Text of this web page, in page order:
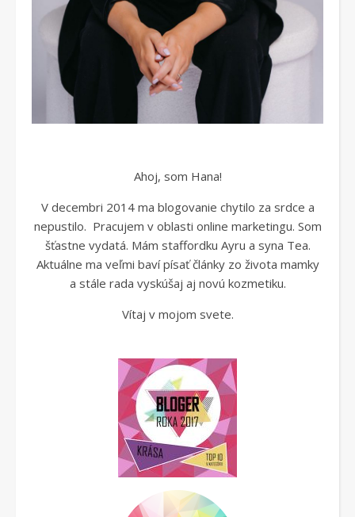
Ahoj, som Hana!
V decembri 2014 ma blogovanie chytilo za srdce a
nepustilo. Pracujem v oblasti online marketingu. Som
šťastne vydatá. Mám staffordku Ayru a syna Tea.
Aktuálne ma veľmi baví písať články zo života mamky
a stále rada vyskúšaj aj novú kozmetiku.
Vítaj v mojom svete.